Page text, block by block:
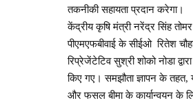
तकनीकी सहायता प्रदान करेगा।
केंद्रीय कृषि मंत्री नरेंद्र सिंह
पीएमएफबीवाई के सीईओ रितेश
रिप्रेजेंटेटिव सुश्री शोको नोडा
किए गए। समझौता ज्ञापन के
और फसल बीमा के कार्यान्वयन के